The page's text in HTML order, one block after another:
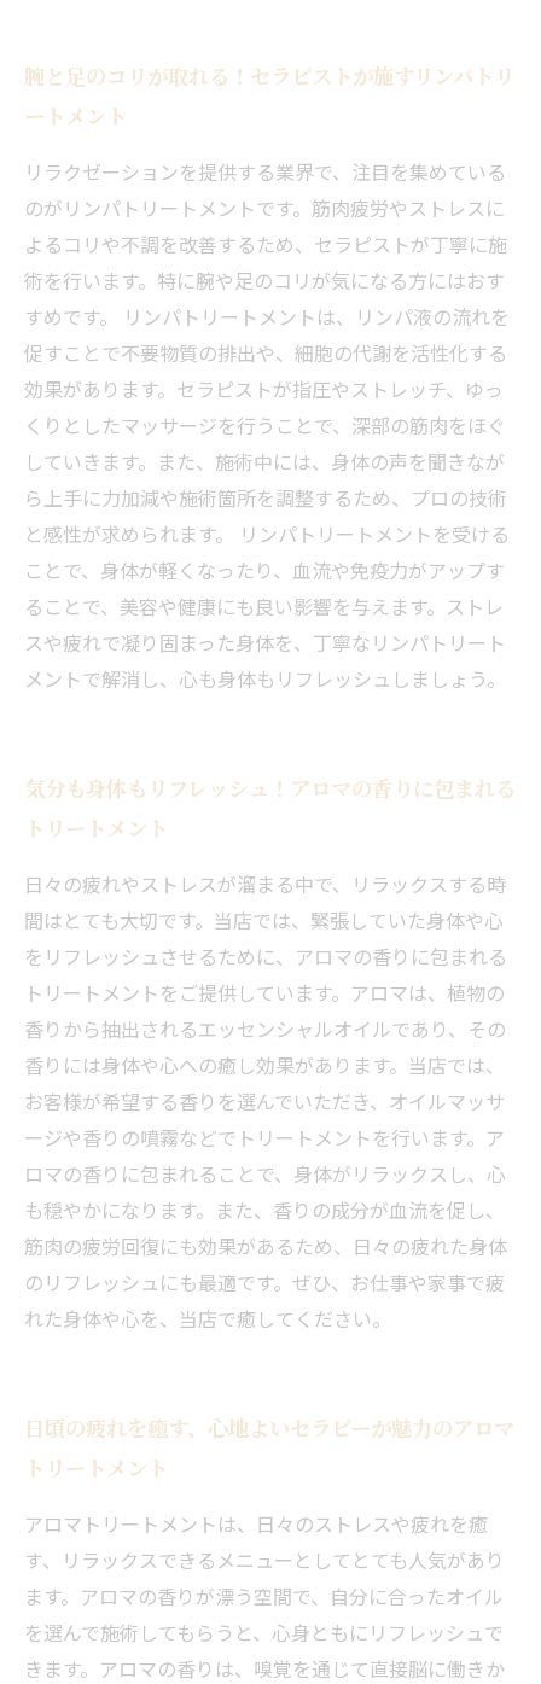
腕と足のコリが取れる！セラピストが施すリンパトリ
ートメント
リラクゼーションを提供する業界で、注目を集めている
のがリンパトリートメントです。筋肉疲労やストレスに
よるコリや不調を改善するため、セラピストが丁寧に施
術を行います。特に腕や足のコリが気になる方にはおす
すめです。 リンパトリートメントは、リンパ液の流れを
促すことで不要物質の排出や、細胞の代謝を活性化する
効果があります。セラピストが指圧やストレッチ、ゆっ
くりとしたマッサージを行うことで、深部の筋肉をほぐ
していきます。また、施術中には、身体の声を聞きなが
ら上手に力加減や施術箇所を調整するため、プロの技術
と感性が求められます。 リンパトリートメントを受ける
ことで、身体が軽くなったり、血流や免疫力がアップす
ることで、美容や健康にも良い影響を与えます。ストレ
スや疲れで凝り固まった身体を、丁寧なリンパトリート
メントで解消し、心も身体もリフレッシュしましょう。
気分も身体もリフレッシュ！アロマの香りに包まれる
トリートメント
日々の疲れやストレスが溜まる中で、リラックスする時
間はとても大切です。当店では、緊張していた身体や心
をリフレッシュさせるために、アロマの香りに包まれる
トリートメントをご提供しています。アロマは、植物の
香りから抽出されるエッセンシャルオイルであり、その
香りには身体や心への癒し効果があります。当店では、
お客様が希望する香りを選んでいただき、オイルマッサ
ージや香りの噴霧などでトリートメントを行います。ア
ロマの香りに包まれることで、身体がリラックスし、心
も穏やかになります。また、香りの成分が血流を促し、
筋肉の疲労回復にも効果があるため、日々の疲れた身体
のリフレッシュにも最適です。ぜひ、お仕事や家事で疲
れた身体や心を、当店で癒してください。
日頃の疲れを癒す、心地よいセラピーが魅力のアロマ
トリートメント
アロマトリートメントは、日々のストレスや疲れを癒
す、リラックスできるメニューとしてとても人気があり
ます。アロマの香りが漂う空間で、自分に合ったオイル
を選んで施術してもらうと、心身ともにリフレッシュで
きます。アロマの香りは、嗅覚を通じて直接脳に働きか